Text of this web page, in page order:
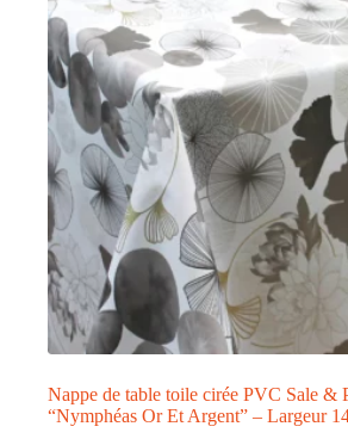
Nappe de table toile cirée PVC Sale &
“Nymphéas Or Et Argent” – Largeur